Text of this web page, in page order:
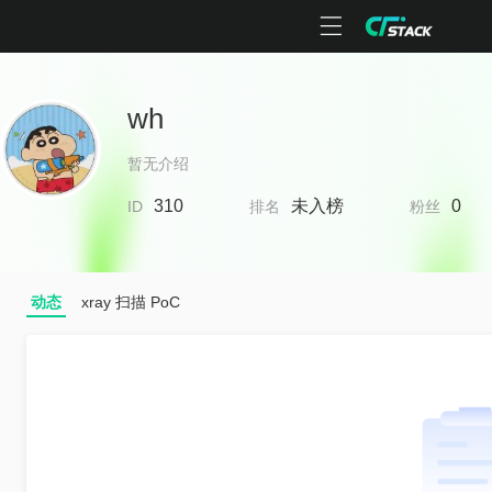
wh
暂无介绍
ID 310 排名 未入榜 粉丝 0
动态 xray 扫描 PoC